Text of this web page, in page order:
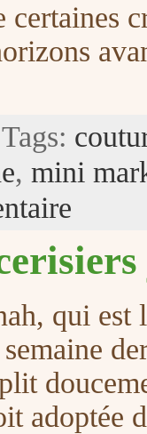
certaines
, mini
qui est
adoptée